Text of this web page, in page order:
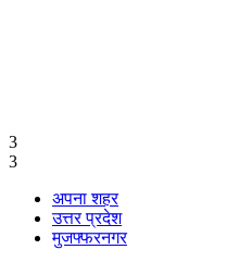
3
3
अपना शहर
उत्तर प्रदेश
मुजफ्फरनगर